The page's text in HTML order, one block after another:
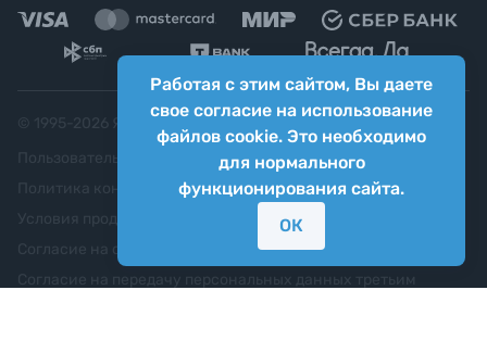
Работая с этим сайтом, Вы даете
свое согласие на использование
файлов cookie. Это необходимо
для нормального
функционирования сайта.
ОК
Яркий фотомаркет ("Яркий Мир")
Пользовательское соглашение
Политика конфиденциальности
Согласие на обработку персональных данных
Согласие на передачу персональных данных третьим